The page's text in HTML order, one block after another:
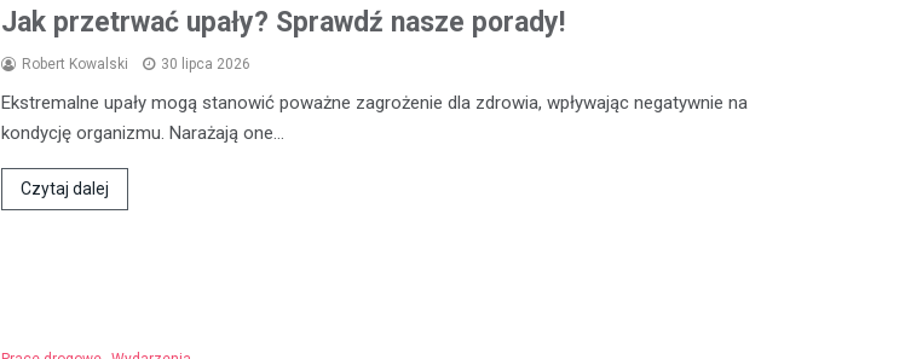
Jak przetrwać upały? Sprawdź nasze porady!
Robert Kowalski 30 lipca 2026
Ekstremalne upały mogą stanowić poważne zagrożenie dla zdrowia, wpływając negatywnie na
kondycję organizmu. Narażają one…
Czytaj dalej